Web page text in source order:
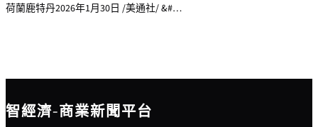
荷蘭鹿特丹2026年1月30日 /美通社/ &#…
智經濟-商業新聞平台